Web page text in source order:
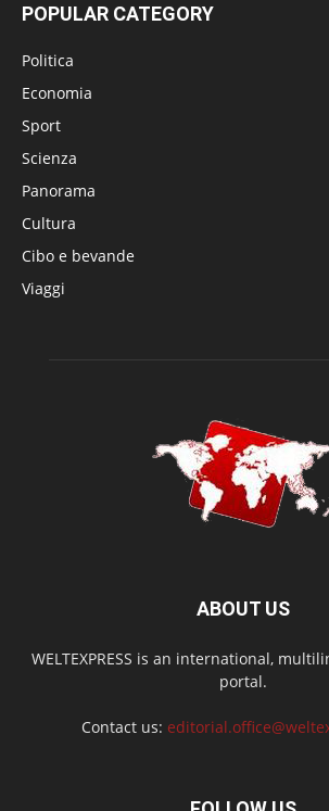
POPULAR CATEGORY
Politica
Economia
Sport
Scienza
Panorama
Cultura
Cibo e bevande
Viaggi
ABOUT US
WELTEXPRESS is an international,
portal.
Contact us: